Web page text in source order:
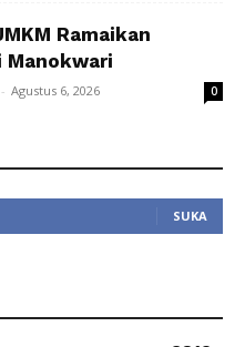
Ramaikan
Manokwari
- Agustus 6, 2026 0
SUKA